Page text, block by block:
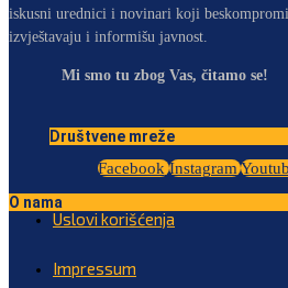
iskusni urednici i novinari koji
izvještavaju i informišu javnost.
Mi smo tu zbog Vas, čitamo se!
Društvene mreže
Facebook Instagram
O nama
Uslovi korišćenja
Impressum